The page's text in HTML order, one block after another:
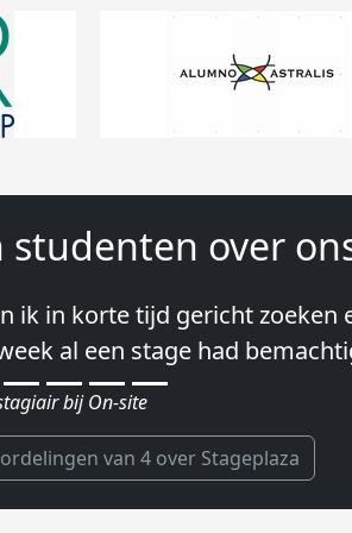
studenten over
ik in korte tijd gericht zoeken
al een stage had
bij On-site
en de betrokkenheid van het
ik erg goed.″
Market Segmentation Researcher bij
van 4 over Stageplaza